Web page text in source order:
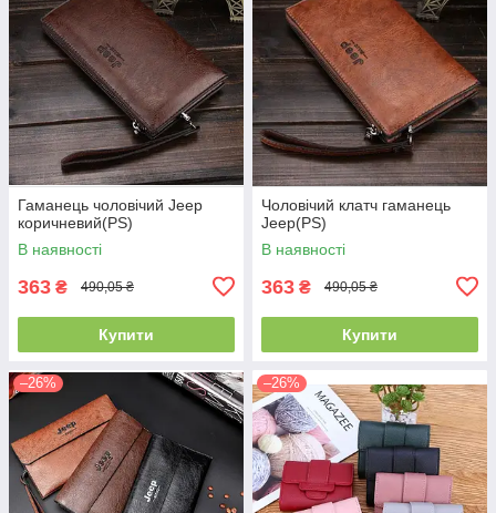
Гаманець чоловічий Jeep
коричневий(PS)
В наявності
363 ₴ 490,05 ₴
Купити
Чоловічий клатч гаманець
Jeep(PS)
В наявності
363 ₴ 490,05 ₴
Купити
–26% –26%